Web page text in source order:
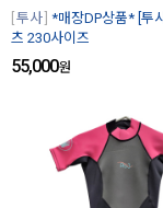
투사 *매장DP상품* [투
츠 230사이즈
55,000원